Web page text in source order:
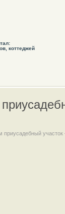
коттеджей
приусадебный участок